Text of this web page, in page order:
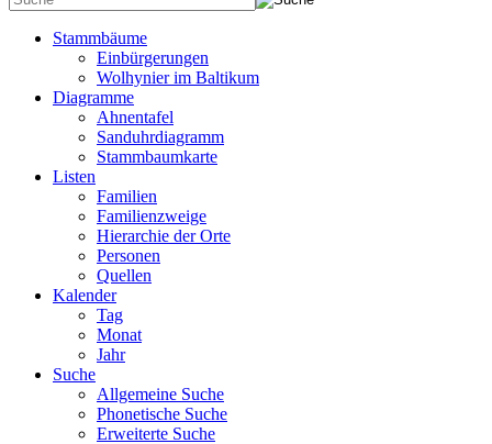
Stammbäume
Einbürgerungen
Wolhynier im Baltikum
Diagramme
Ahnentafel
Sanduhrdiagramm
Stammbaumkarte
Listen
Familien
Familienzweige
Hierarchie der Orte
Personen
Quellen
Kalender
Tag
Monat
Jahr
Suche
Allgemeine Suche
Phonetische Suche
Erweiterte Suche